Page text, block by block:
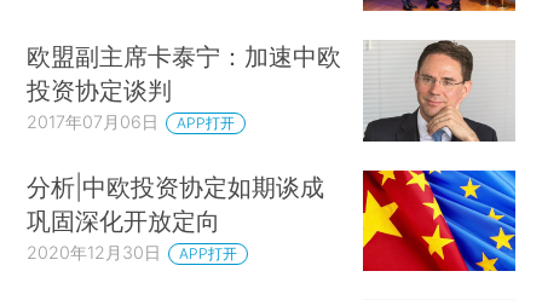
欧盟副主席卡泰宁：加速中欧
投资协定谈判
2017年07月06日 APP打开
分析|中欧投资协定如期谈成
巩固深化开放定向
2020年12月30日 APP打开